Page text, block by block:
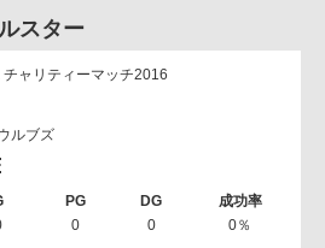
スター
チャリティーマッチ2016
ルブズ
0 0 0％